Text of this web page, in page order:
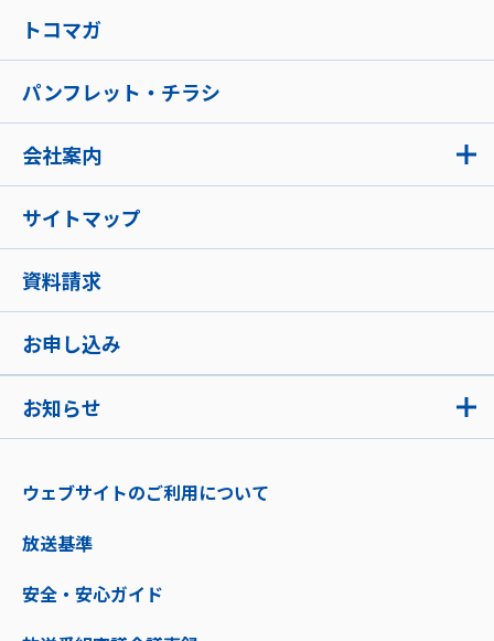
お知らせ
トコマガ
パンフレット・チラシ
会社案内
サイトマップ
資料請求
お申し込み
ウェブサイトのご利用について
放送基準
安全・安心ガイド